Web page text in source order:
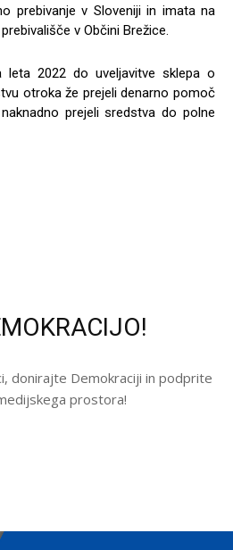
prebivanje v Sloveniji in imata na
v Občini Brežice.
2022 do uveljavitve sklepa o
otroka že prejeli denarno pomoč
prejeli sredstva do polne
donirajte Demokraciji in podprite
prostora!